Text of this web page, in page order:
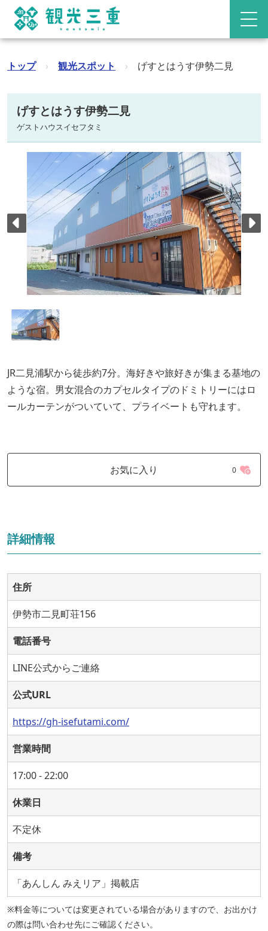
トップ › 観光スポット › げすとはうす伊勢二見
げすとはうす伊勢二見
ゲストハウスイセフタミ
JR二見浦駅から徒歩約7分。海好きや旅好きが集まる基地の
ような宿。男女混合のカプセルタイプのドミトリーにはロ
ールカーテンがついていて、プライベートも守れます。
お気に入り 0
詳細情報
住所
伊勢市二見町荘156
電話番号
LINE公式からご連絡
公式URL
https://gh-isefutami.com/
営業時間
17:00 - 22:00
休業日
不定休
備考
「あんしん みえリア」掲載店
※料金等については変更されている場合がありますので、お出かけ
の際は問い合わせ先にご確認ください。